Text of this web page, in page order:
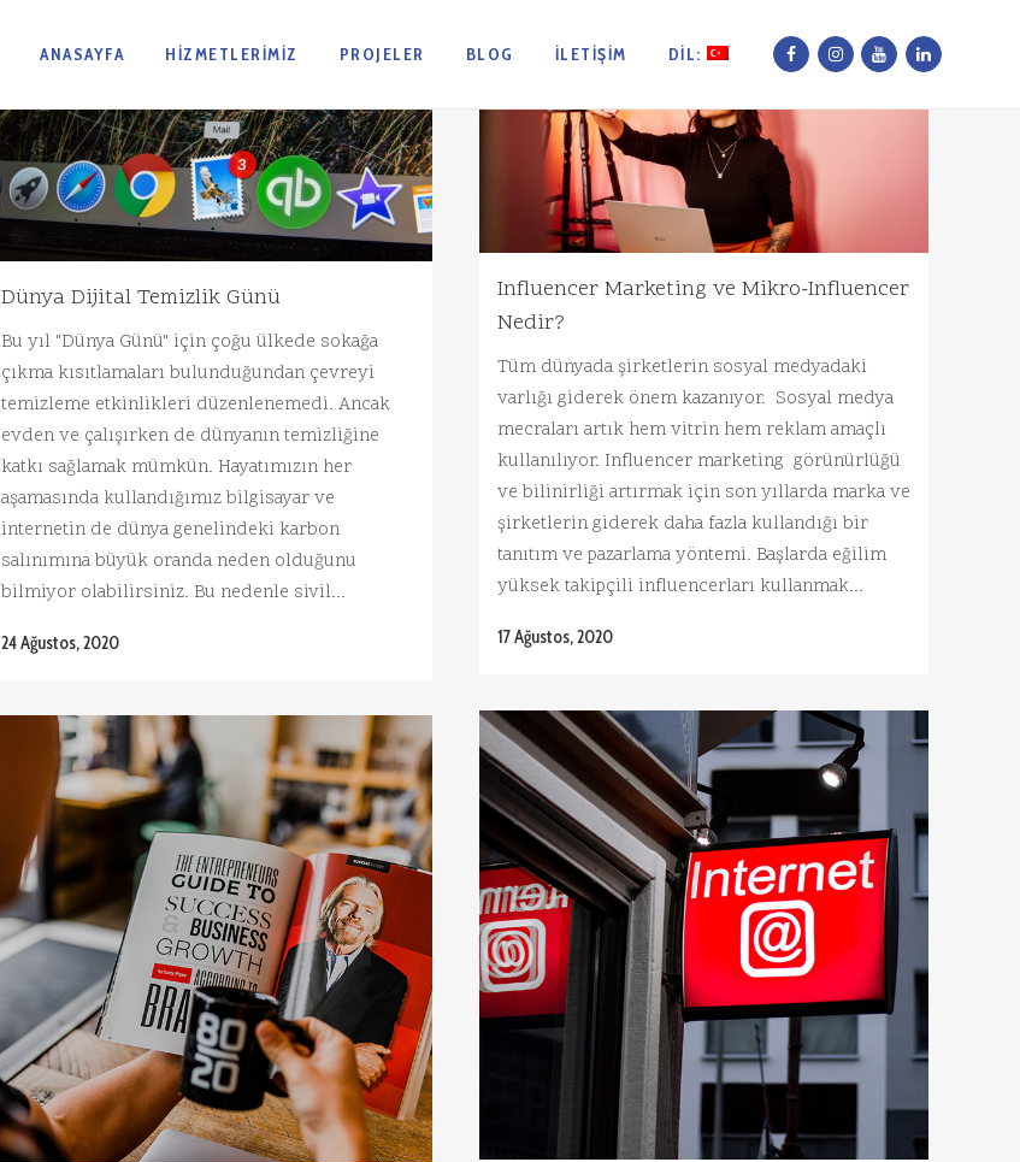
ANASAYFA HIZMETLERIMIZ PROJELER BLOG İLETIŞIM DIL:
Dünya Dijital Temizlik Günü
Bu yıl "Dünya Günü" için çoğu ülkede sokağa
çıkma kısıtlamaları bulunduğundan çevreyi
temizleme etkinlikleri düzenlenemedi. Ancak
evden ve çalışırken de dünyanın temizliğine
katkı sağlamak mümkün. Hayatımızın her
aşamasında kullandığımız bilgisayar ve
internetin de dünya genelindeki karbon
salınımına büyük oranda neden olduğunu
bilmiyor olabilirsiniz. Bu nedenle sivil...
24 Ağustos, 2020
Influencer Marketing ve Mikro-Influencer
Nedir?
Tüm dünyada şirketlerin sosyal medyadaki
varlığı giderek önem kazanıyor. Sosyal medya
mecraları artık hem vitrin hem reklam amaçlı
kullanılıyor. Influencer marketing görünürlüğü
ve bilinirliği artırmak için son yıllarda marka ve
şirketlerin giderek daha fazla kullandığı bir
tanıtım ve pazarlama yöntemi. Başlarda eğilim
yüksek takipçili influencerları kullanmak...
17 Ağustos, 2020